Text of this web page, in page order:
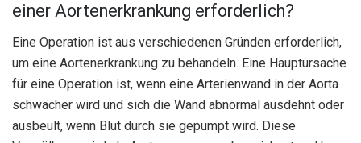
einer Aortenerkrankung erforderlich?
Eine Operation ist aus verschiedenen Gründen erforderlich,
um eine Aortenerkrankung zu behandeln. Eine Hauptursache
für eine Operation ist, wenn eine Arterienwand in der Aorta
schwächer wird und sich die Wand abnormal ausdehnt oder
ausbeult, wenn Blut durch sie gepumpt wird. Diese